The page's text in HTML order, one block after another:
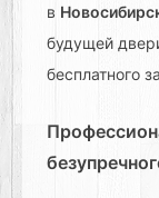
в
будущей
бесплатного